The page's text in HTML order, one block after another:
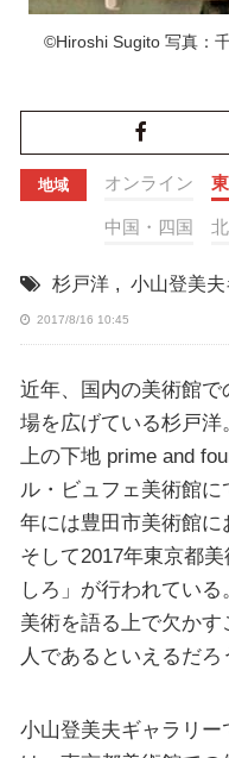
©Hiroshi Sugito 写真：
地域 オンライン
中国・四国
杉戸洋 , 小山登美
2017/8/16 10:45
近年、国内の美術館
場を広げている杉戸
上の下地 prime and
ル・ビュフェ美術館
年には豊田市美術館に
そして2017年東京都
しろ」が行われてい
美術を語る上で欠か
人であるといえるだろ
小山登美夫ギャラリ